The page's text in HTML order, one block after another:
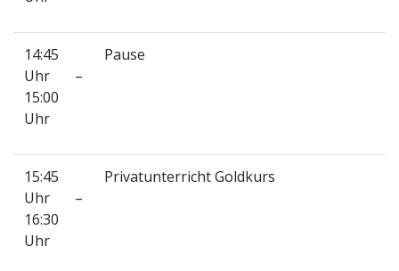
14:45
Uhr –
15:00
Uhr
Pause
15:45
Uhr –
16:30
Uhr
Privatunterricht Goldkurs